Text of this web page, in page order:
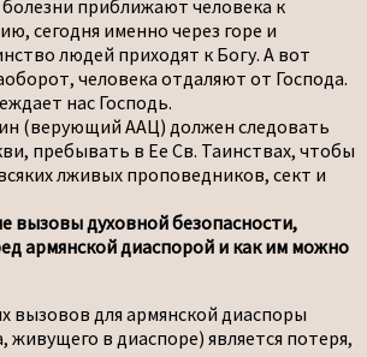
приближают человека к
сегодня именно через горе и
людей приходят к Богу. А вот
человека отдаляют от Господа.
нас Господь.
(верующий ААЦ) должен следовать
пребывать в Ее Св. Таинствах, чтобы
лживых проповедников, сект и
вызовы духовной безопасности,
армянской диаспорой и как им можно
вызовов для армянской диаспоры
живущего в диаспоре) является потеря,